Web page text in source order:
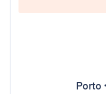
•
Porto